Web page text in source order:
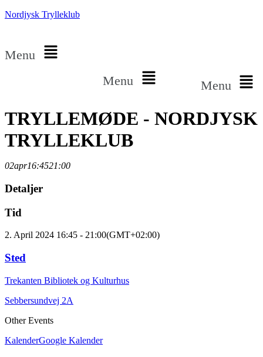
Nordjysk Trylleklub
Menu
Menu
Menu
TRYLLEMØDE - NORDJYSK
TRYLLEKLUB
02apr16:4521:00
Detaljer
Tid
2. April 2024 16:45 - 21:00(GMT+02:00)
Sted
Trekanten Bibliotek og Kulturhus
Sebbersundvej 2A
Other Events
KalenderGoogle Kalender